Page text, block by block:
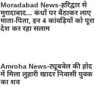
Moradabad News-हरिद्वार से
मुरादाबाद… कंधों पर बैठाकर लाए
माता-पिता, इन 4 कांवड़ियों को पूरा
देश कर रहा सलाम
Amroha News-ट्यूबवेल की होद
में मिला लुहारी खादर निवासी युवक
का शव